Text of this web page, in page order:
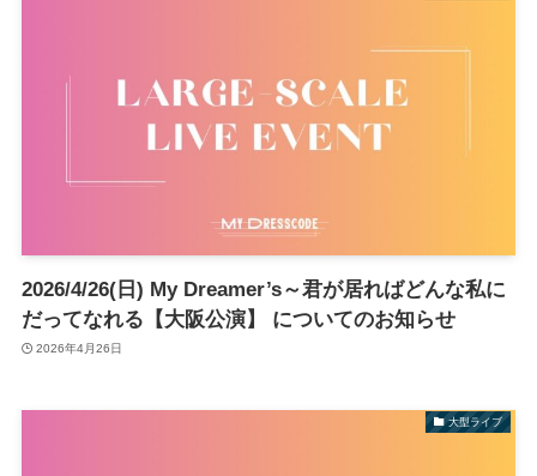
2026/4/26(日) My Dreamer’s～君が居ればどんな私に
だってなれる【大阪公演】 についてのお知らせ
2026年4月26日
大型ライブ